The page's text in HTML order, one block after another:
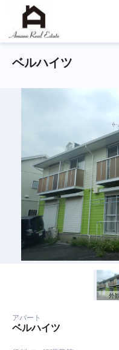
ベルハイツ
外
アパート
ベルハイツ